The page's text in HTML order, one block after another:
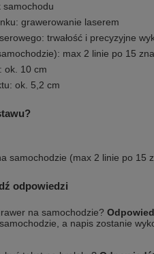
samochodu
grawerowanie laserem
trwałość i precyzyjne
max 2 linie po 15
ok. 10 cm
ok. 5,2 cm
samochodzie (max 2 linie po 15
odpowiedzi
na samochodzie?
a napis zostanie